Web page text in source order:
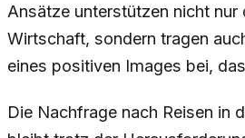
Ansätze unterstützen nicht nur
Wirtschaft, sondern tragen
eines positiven Images bei,
Die Nachfrage nach Reisen in